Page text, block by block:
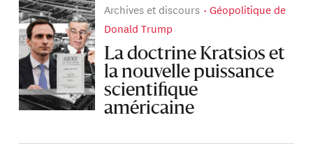
Archives et discours
Géopolitique de
Donald Trump
La doctrine Kratsios et
la nouvelle puissance
scientifique
américaine